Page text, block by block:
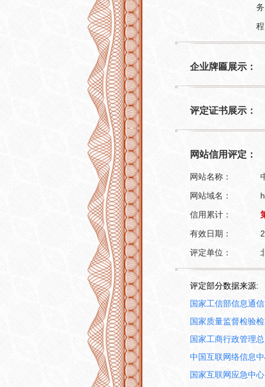
企业牌匾展示：
评定证书展示：
网站信用评定：
网站名称：
网站域名：
信用累计：
有效日期：
评定单位：
评定部分数据来源:
国家工信部信息通
国家质量监督检验
国家工商行政管理
中国互联网络信息
国家互联网应急中心